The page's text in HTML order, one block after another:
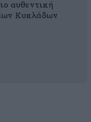
αυθεντική
Κυκλάδων